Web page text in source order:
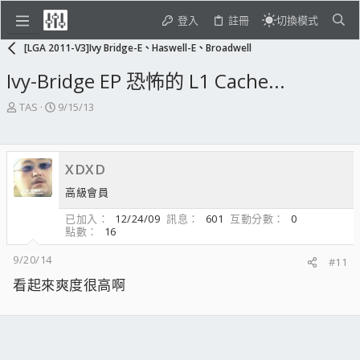
登入 註冊 切換模式
[LGA 2011-V3]Ivy Bridge-E、Haswell-E、Broadwell
Ivy-Bridge EP 恐怖的 L1 Cache...
主
起
人
TAS
開
期
9/15/13
XDXD
高級會員
已加入
12/24/09 訊息 601 互動分數
0
點數
16
9/20/14
#11
看起來爽度很高啊